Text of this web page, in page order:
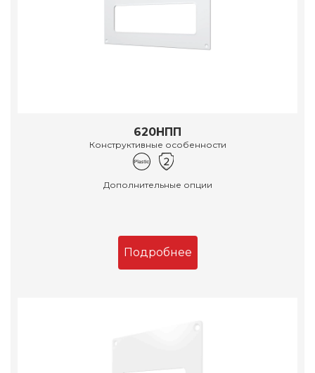
620НПП
Конструктивные особенности
Дополнительные опции
Подробнее